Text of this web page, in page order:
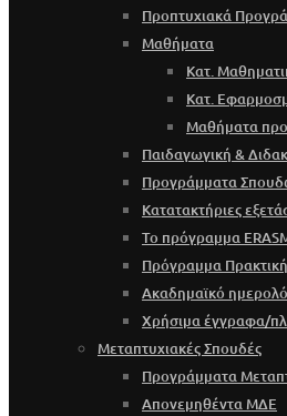
Προπτυχιακά
Μαθήματα
Κατ.
Κατ.
Μαθήματα
Παιδαγωγική &
Προγράμματα
Κατατακτήριες
Το πρόγραμμα
Πρόγραμμα
Ακαδημαϊκό
Χρήσιμα έγγραφα/
Μεταπτυχιακές Σπουδές
Προγράμματα
Απονεμηθέντα ΜΔΕ